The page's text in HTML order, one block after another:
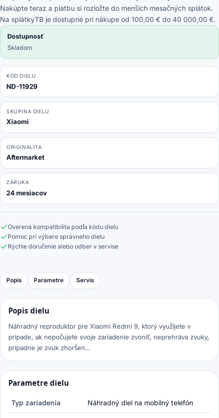
Nakúpte teraz a platbu si rozložte do menších mesačných splátok.
Na splátkyTB je dostupné pri nákupe od 100,00 € do 40 000,00 €.
Dostupnosť
Skladom
KÓD DIELU
ND-11929
SKUPINA DIELU
Xiaomi
ORIGINALITA
Aftermarket
ZÁRUKA
24 mesiacov
Overená kompatibilita podľa kódu dielu
Pomoc pri výbere správneho dielu
Rýchle doručenie alebo odber v servise
Popis Parametre Servis
Popis dielu
Náhradný reproduktor pre Xiaomi Redmi 9, ktorý využijete v
prípade, ak nepočujete svoje zariadenie zvoniť, neprehráva zvuky,
prípadne je zvuk zhoršen…
Parametre dielu
Typ zariadenia Náhradný diel na mobilný telefón